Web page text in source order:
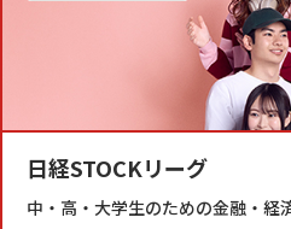
日経STOCKリーグ
中・高・大学生のための金融・経